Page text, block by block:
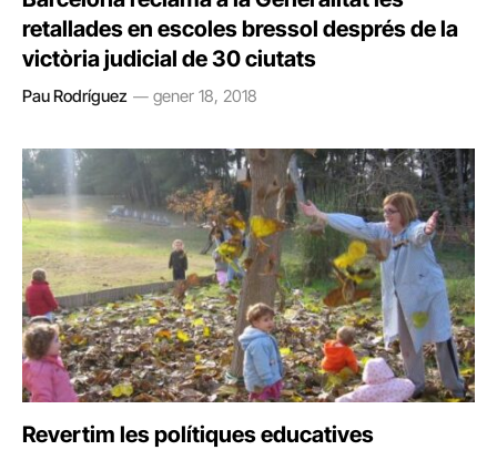
retallades en escoles bressol després de la
victòria judicial de 30 ciutats
Pau Rodríguez gener 18, 2018
Revertim les polítiques educatives